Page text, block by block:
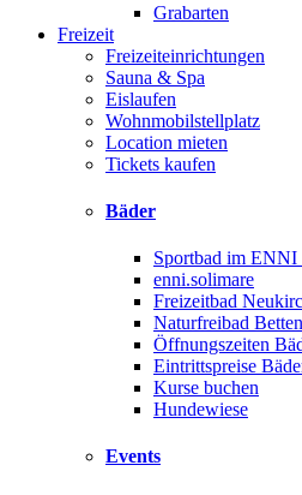
Grabarten
Freizeit
Freizeiteinrichtungen
Sauna & Spa
Eislaufen
Wohnmobilstellplatz
Location mieten
Tickets kaufen
Bäder
Sportbad im ENNI
enni.solimare
Freizeitbad
Naturfreibad
Öffnungszeiten
Eintrittspreise
Kurse buchen
Hundewiese
Events